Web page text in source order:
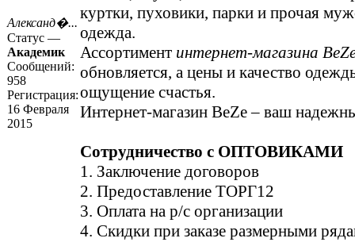
Александ�...
Статус —
Академик
Сообщений:
958
Регистрация:
16 Февраля
2015
куртки, пуховики, парки и прочая
одежда.
Ассортимент интернет-магазина
обновляется, а цены и качество
ощущение счастья.
Интернет-магазин BeZe – ваш
Сотрудничество с ОПТОВИКАМИ
1. Заключение договоров
2. Предоставление ТОРГ12
3. Оплата на р/с организации
4. Скидки при заказе размерными